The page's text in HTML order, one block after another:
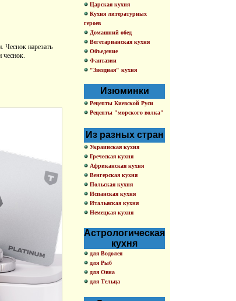
Чеснок нарезать
чеснок.
Царская кухня
Кухня литературных
героев
Домашний обед
Вегетарианская кухня
Объедение
Фантазии
"Звездная" кухня
Изюминки
Рецепты Киевской Руси
Рецепты "морского волка"
Из разных стран
Украинская кухня
Греческая кухня
Африканская кухня
Венгерская кухня
Польская кухня
Испанская кухня
Итальяская кухня
Немецкая кухня
Астрологическая
кухня
для Водолея
для Рыб
для Овна
для Тельца